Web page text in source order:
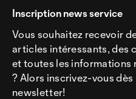
Inscription news service
Vous souhaitez recevoir
articles intéressants, des
et toutes les informations
? Alors inscrivez-vous
newsletter!